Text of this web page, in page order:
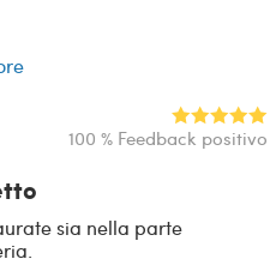
100 % Feedback positivo
sia nella parte